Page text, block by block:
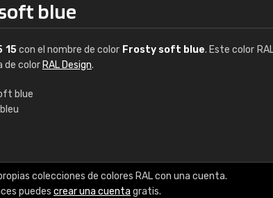
blue
15con el nombre de color Frosty soft blue. Este color
de color RAL Design.
blue
colecciones de colores RAL con una cuenta.
puedes crear una cuenta gratis.
RAL K7 a base de